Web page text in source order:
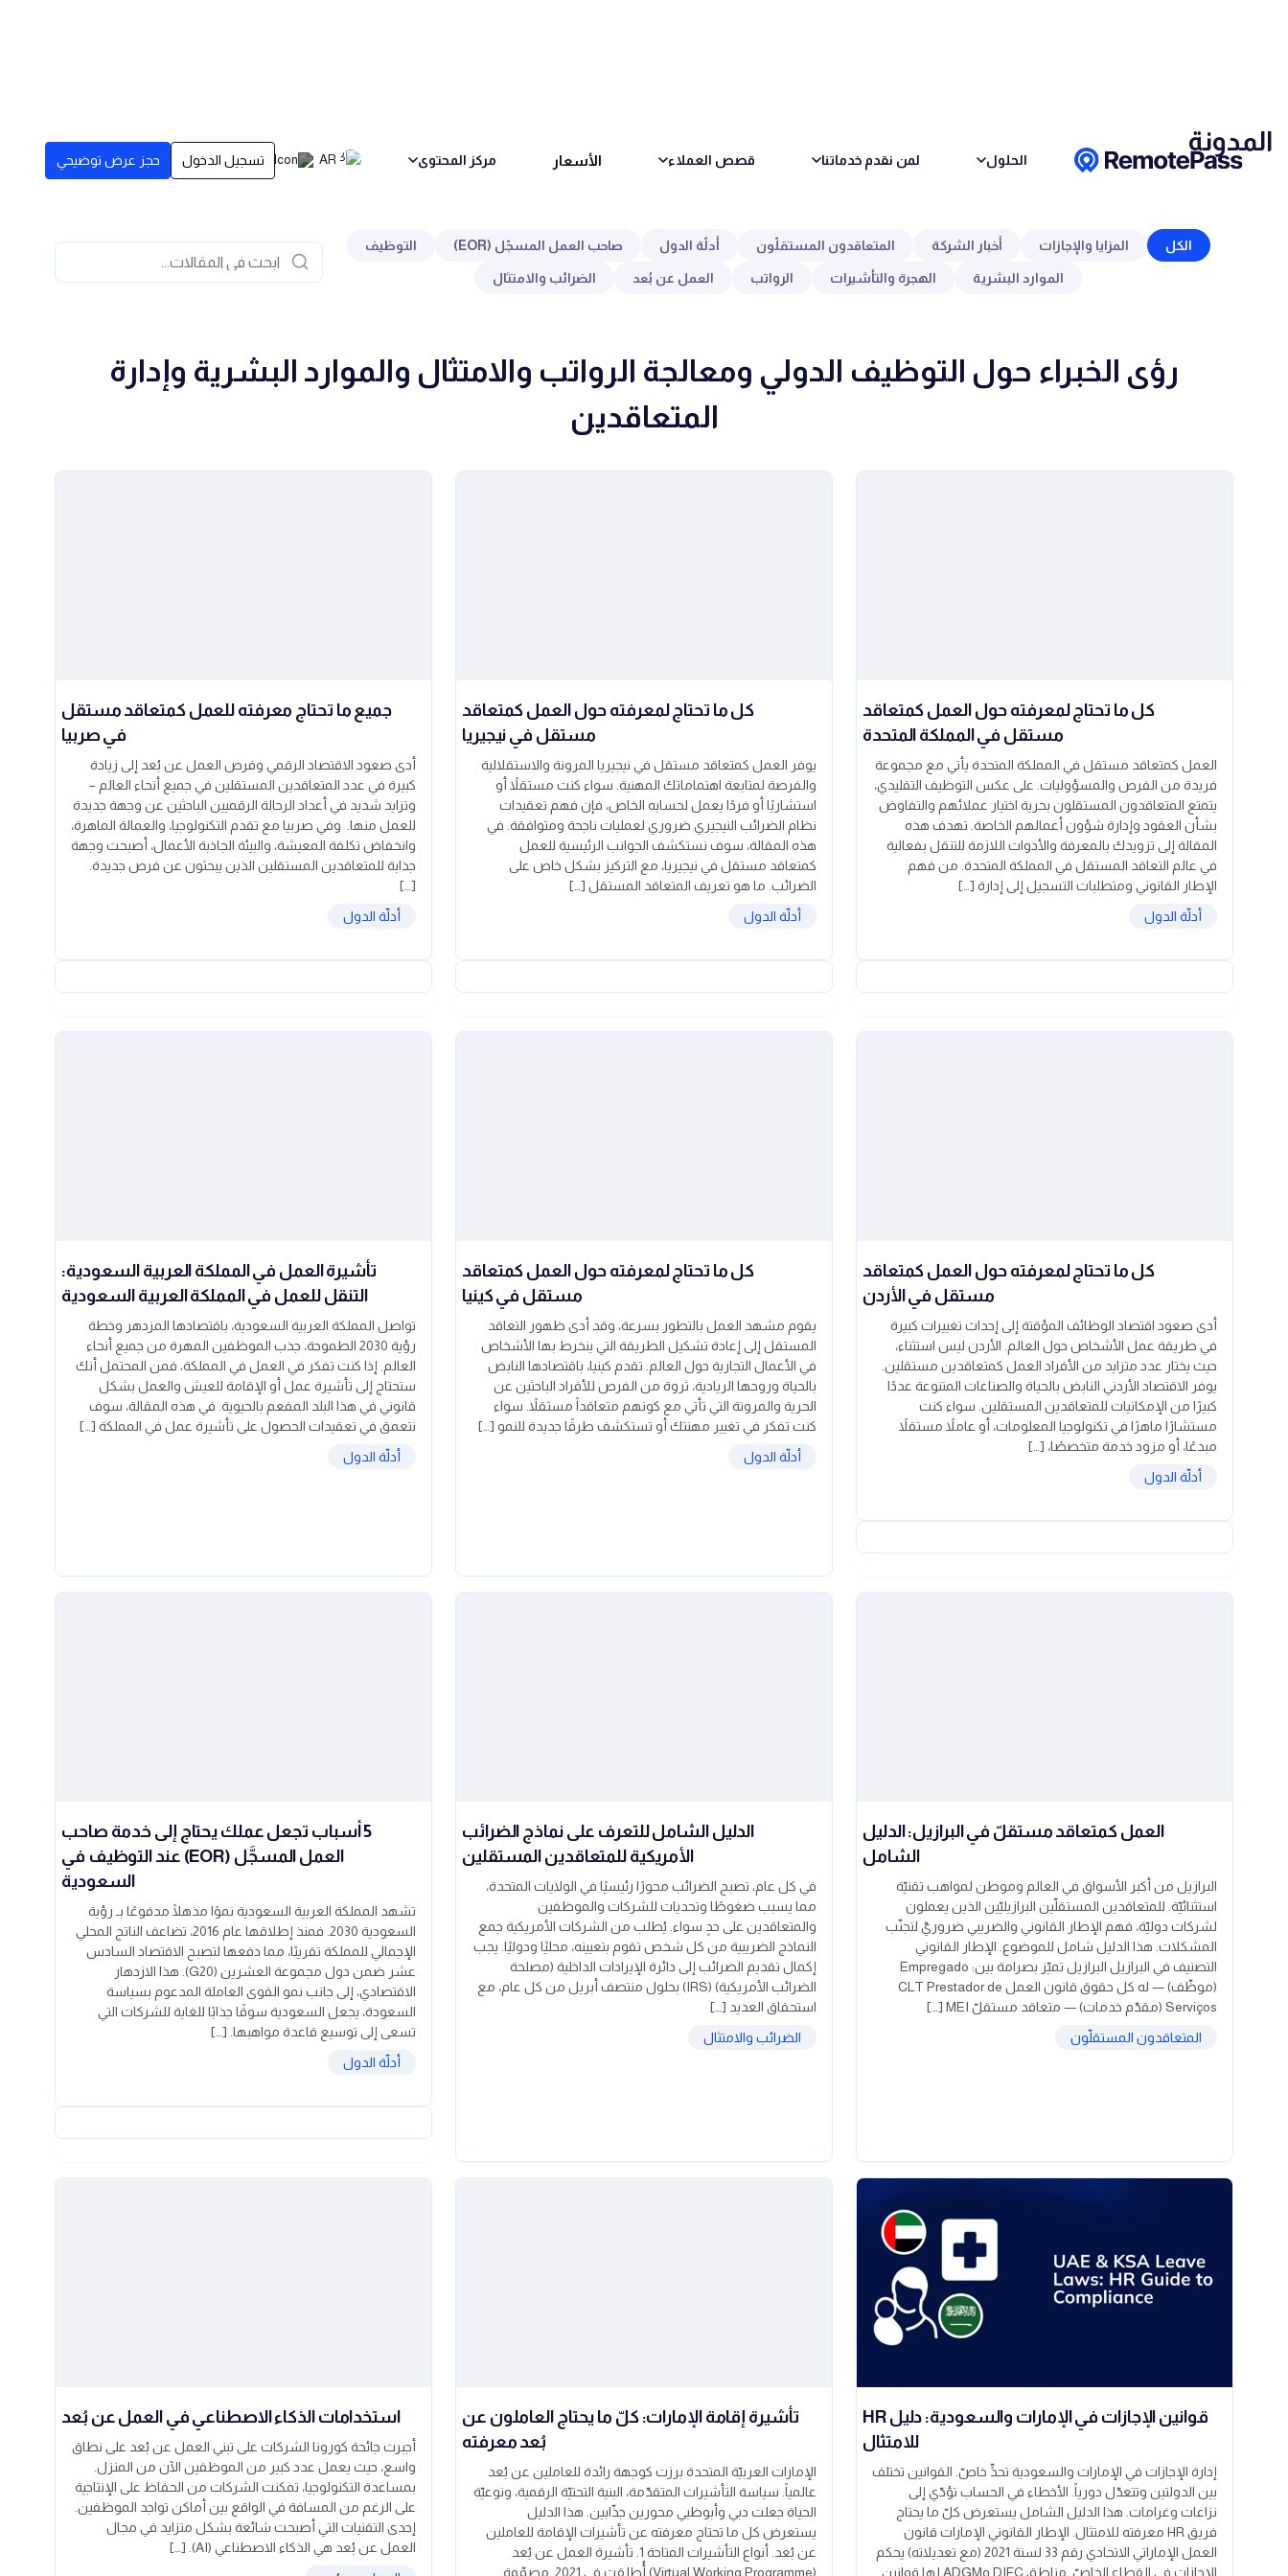
الحلول لمن نقدم خدماتنا قصص العملاء الأسعار مركز المحتوى AR حجز عرض توضيحي تسجيل الدخول
المدونة
الكل المزايا والإجازات أخبار الشركة المتعاقدون المستقلّون أدلّة الدول صاحب العمل المسجّل (EOR) التوظيف
الموارد البشرية الهجرة والتأشيرات الرواتب العمل عن بُعد الضرائب والامتثال
رؤى الخبراء حول التوظيف الدولي ومعالجة الرواتب والامتثال والموارد البشرية وإدارة
المتعاقدين
كل ما تحتاج لمعرفته حول العمل كمتعاقد
مستقل في المملكة المتحدة
العمل كمتعاقد مستقل في المملكة المتحدة يأتي مع مجموعة
فريدة من الفرص والمسؤوليات. على عكس التوظيف التقليدي،
يتمتع المتعاقدون المستقلون بحرية اختيار عملائهم والتفاوض
بشأن العقود وإدارة شؤون أعمالهم الخاصة. تهدف هذه
المقالة إلى تزويدك بالمعرفة والأدوات اللازمة للتنقل بفعالية
في عالم التعاقد المستقل في المملكة المتحدة. من فهم
الإطار القانوني ومتطلبات التسجيل إلى إدارة […]
أدلّة الدول
كل ما تحتاج لمعرفته حول العمل كمتعاقد
مستقل في نيجيريا
يوفر العمل كمتعاقد مستقل في نيجيريا المرونة والاستقلالية
والفرصة لمتابعة اهتماماتك المهنية. سواء كنت مستقلاً أو
استشاريًا أو فردًا يعمل لحسابه الخاص، فإن فهم تعقيدات
نظام الضرائب النيجيري ضروري لعمليات ناجحة ومتوافقة. في
هذه المقالة، سوف نستكشف الجوانب الرئيسية للعمل
كمتعاقد مستقل في نيجيريا، مع التركيز بشكل خاص على
الضرائب. ما هو تعريف المتعاقد المستقل […]
أدلّة الدول
جميع ما تحتاج معرفته للعمل كمتعاقد مستقل
في صربيا
أدى صعود الاقتصاد الرقمي وفرص العمل عن بُعد إلى زيادة
كبيرة في عدد المتعاقدين المستقلين في جميع أنحاء العالم –
وتزايد شديد في أعداد الرحالة الرقميين الباحثين عن وجهة جديدة
للعمل منها. وفي صربيا مع تقدم التكنولوجيا، والعمالة الماهرة،
وانخفاض تكلفة المعيشة، والبيئة الجاذبة الأعمال، أصبحت وجهة
جذابة للمتعاقدين المستقلين الذين يبحثون عن فرص جديدة.
[…]
أدلّة الدول
كل ما تحتاج لمعرفته حول العمل كمتعاقد
مستقل في الأردن
أدى صعود اقتصاد الوظائف المؤقتة إلى إحداث تغييرات كبيرة
في طريقة عمل الأشخاص حول العالم. الأردن ليس استثناء،
حيث يختار عدد متزايد من الأفراد العمل كمتعاقدين مستقلين.
يوفر الاقتصاد الأردني النابض بالحياة والصناعات المتنوعة عددًا
كبيرًا من الإمكانيات للمتعاقدين المستقلين. سواء كنت
مستشارًا ماهرًا في تكنولوجيا المعلومات، أو عاملاً مستقلاً
مبدعًا، أو مزود خدمة متخصصًا، […]
أدلّة الدول
كل ما تحتاج لمعرفته حول العمل كمتعاقد
مستقل في كينيا
يقوم مشهد العمل بالتطور بسرعة، وقد أدى ظهور التعاقد
المستقل إلى إعادة تشكيل الطريقة التي ينخرط بها الأشخاص
في الأعمال التجارية حول العالم. تقدم كينيا، باقتصادها النابض
بالحياة وروحها الريادية، ثروة من الفرص للأفراد الباحثين عن
الحرية والمرونة التي تأتي مع كونهم متعاقداً مستقلاً. سواء
كنت تفكر في تغيير مهنتك أو تستكشف طرقًا جديدة للنمو […]
أدلّة الدول
تأشيرة العمل في المملكة العربية السعودية:
التنقل للعمل في المملكة العربية السعودية
تواصل المملكة العربية السعودية، باقتصادها المزدهر وخطة
رؤية 2030 الطموحة، جذب الموظفين المهرة من جميع أنحاء
العالم. إذا كنت تفكر في العمل في المملكة، فمن المحتمل أنك
ستحتاج إلى تأشيرة عمل أو الإقامة للعيش والعمل بشكل
قانوني في هذا البلد المفعم بالحيوية. في هذه المقالة، سوف
نتعمق في تعقيدات الحصول على تأشيرة عمل في المملكة […]
أدلّة الدول
العمل كمتعاقد مستقلّ في البرازيل: الدليل
الشامل
البرازيل من أكبر الأسواق في العالم وموطن لمواهب تقنيّة
استثنائيّة. للمتعاقدين المستقلّين البرازيليّين الذين يعملون
لشركات دوليّة، فهم الإطار القانوني والضريبي ضروريّ لتجنّب
المشكلات. هذا الدليل شامل للموضوع. الإطار القانوني
التصنيف في البرازيل البرازيل تميّز بصرامة بين: Empregado
(موظّف) — له كل حقوق قانون العمل CLT Prestador de
Serviços (مقدّم خدمات) — متعاقد مستقلّ MEI […]
المتعاقدون المستقلّون
الدليل الشامل للتعرف على نماذج الضرائب
الأمريكية للمتعاقدين المستقلين
في كل عام، تصبح الضرائب محورًا رئيسيًا في الولايات المتحدة،
مما يسبب ضغوطًا وتحديات للشركات والموظفين
والمتعاقدين على حدٍ سواء. يُطلب من الشركات الأمريكية جمع
النماذج الضريبية من كل شخص تقوم بتعيينه، محليًا ودوليًا. يجب
إكمال تقديم الضرائب إلى دائرة الإيرادات الداخلية (مصلحة
الضرائب الأمريكية) (IRS) بحلول منتصف أبريل من كل عام، مع
استحقاق العديد […]
الضرائب والامتثال
5 أسباب تجعل عملك يحتاج إلى خدمة صاحب
العمل المسجَّل (EOR) عند التوظيف في
السعودية
تشهد المملكة العربية السعودية نموًا مذهلًا مدفوعًا بـ رؤية
السعودية 2030. فمنذ إطلاقها عام 2016، تضاعف الناتج المحلي
الإجمالي للمملكة تقريبًا، مما دفعها لتصبح الاقتصاد السادس
عشر ضمن دول مجموعة العشرين (G20). هذا الازدهار
الاقتصادي، إلى جانب نمو القوى العاملة المدعوم بسياسة
السعودة، يجعل السعودية سوقًا جذابًا للغاية للشركات التي
تسعى إلى توسيع قاعدة مواهبها. […]
أدلّة الدول
قوانين الإجازات في الإمارات والسعودية: دليل HR
للامتثال
إدارة الإجازات في الإمارات والسعودية تحدٍّ خاصّ. القوانين تختلف
بين الدولتين وتتعدّل دورياً. الأخطاء في الحساب تؤدّي إلى
نزاعات وغرامات. هذا الدليل الشامل يستعرض كلّ ما يحتاج
فريق HR معرفته للامتثال. الإطار القانوني الإمارات قانون
العمل الإماراتي الاتحادي رقم 33 لسنة 2021 (مع تعديلاته) يحكم
الإجازات في القطاع الخاصّ. مناطق DIFC وADGM لها قوانين
تأشيرة إقامة الإمارات: كلّ ما يحتاج العاملون عن
بُعد معرفته
الإمارات العربيّة المتحدة برزت كوجهة رائدة للعاملين عن بُعد
عالمياً. سياسة التأشيرات المتقدّمة، البنية التحتيّة الرقمية، ونوعيّة
الحياة جعلت دبي وأبوظبي محورين جذّابين. هذا الدليل
يستعرض كل ما تحتاج معرفته عن تأشيرات الإقامة للعاملين
عن بُعد. أنواع التأشيرات المتاحة 1. تأشيرة العمل عن بُعد
(Virtual Working Programme) أُطلقت في 2021. مصمّمة
استخدامات الذكاء الاصطناعي في العمل عن بُعد
أجبرت جائحة كورونا الشركات على تبني العمل عن بُعد على نطاق
واسع، حيث يعمل عدد كبير من الموظفين الآن من المنزل.
بمساعدة التكنولوجيا، تمكنت الشركات من الحفاظ على الإنتاجية
على الرغم من المسافة في الواقع بين أماكن تواجد الموظفين.
إحدى التقنيات التي أصبحت شائعة بشكل متزايد في مجال
العمل عن بُعد هي الذكاء الاصطناعي (AI). […]